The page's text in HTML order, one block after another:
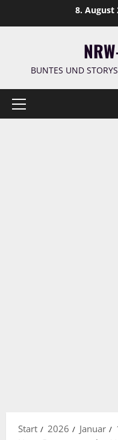
8. August
BUNTES UND
Primäres
Start 2026 Januar